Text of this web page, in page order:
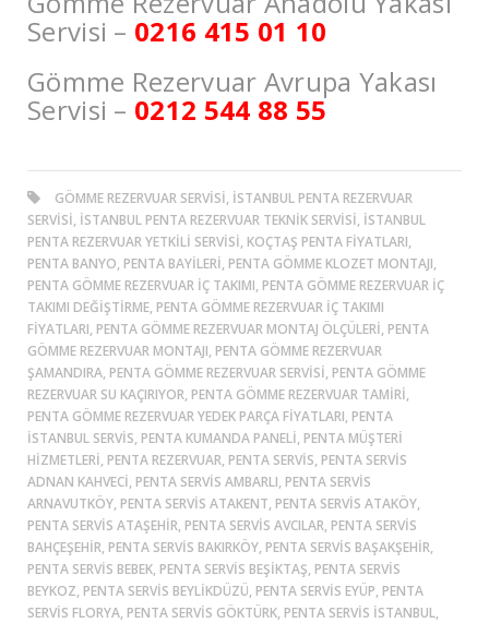
Servisi – 0216 415 01 10
Gömme Rezervuar Avrupa Yakası
Servisi – 0212 544 88 55
GÖMME REZERVUAR SERVISI, ISTANBUL PENTA REZERVUAR
SERVISI, ISTANBUL PENTA REZERVUAR TEKNIK SERVISI, ISTANBUL
PENTA REZERVUAR YETKILI SERVISI, KOÇTAŞ PENTA FIYATLARI,
PENTA BANYO, PENTA BAYILERI, PENTA GÖMME KLOZET MONTAJI,
PENTA GÖMME REZERVUAR İÇ TAKIMI, PENTA GÖMME REZERVUAR İÇ
TAKIMI DEĞIŞTIRME, PENTA GÖMME REZERVUAR İÇ TAKIMI
FIYATLARI, PENTA GÖMME REZERVUAR MONTAJ ÖLÇÜLERI, PENTA
GÖMME REZERVUAR MONTAJI, PENTA GÖMME REZERVUAR
ŞAMANDIRA, PENTA GÖMME REZERVUAR SERVISI, PENTA GÖMME
REZERVUAR SU KAÇIRIYOR, PENTA GÖMME REZERVUAR TAMIRI,
PENTA GÖMME REZERVUAR YEDEK PARÇA FIYATLARI, PENTA
ISTANBUL SERVIS, PENTA KUMANDA PANELI, PENTA MÜŞTERI
HIZMETLERI, PENTA REZERVUAR, PENTA SERVIS, PENTA SERVIS
ADNAN KAHVECI, PENTA SERVIS AMBARLI, PENTA SERVIS
ARNAVUTKÖY, PENTA SERVIS ATAKENT, PENTA SERVIS ATAKÖY,
PENTA SERVIS ATAŞEHIR, PENTA SERVIS AVCILAR, PENTA SERVIS
BAHÇEŞEHIR, PENTA SERVIS BAKIRKÖY, PENTA SERVIS BAŞAKŞEHIR,
PENTA SERVIS BEBEK, PENTA SERVIS BEŞIKTAŞ, PENTA SERVIS
BEYKOZ, PENTA SERVIS BEYLIKDÜZÜ, PENTA SERVIS EYÜP, PENTA
SERVIS FLORYA, PENTA SERVIS GÖKTÜRK, PENTA SERVIS ISTANBUL,